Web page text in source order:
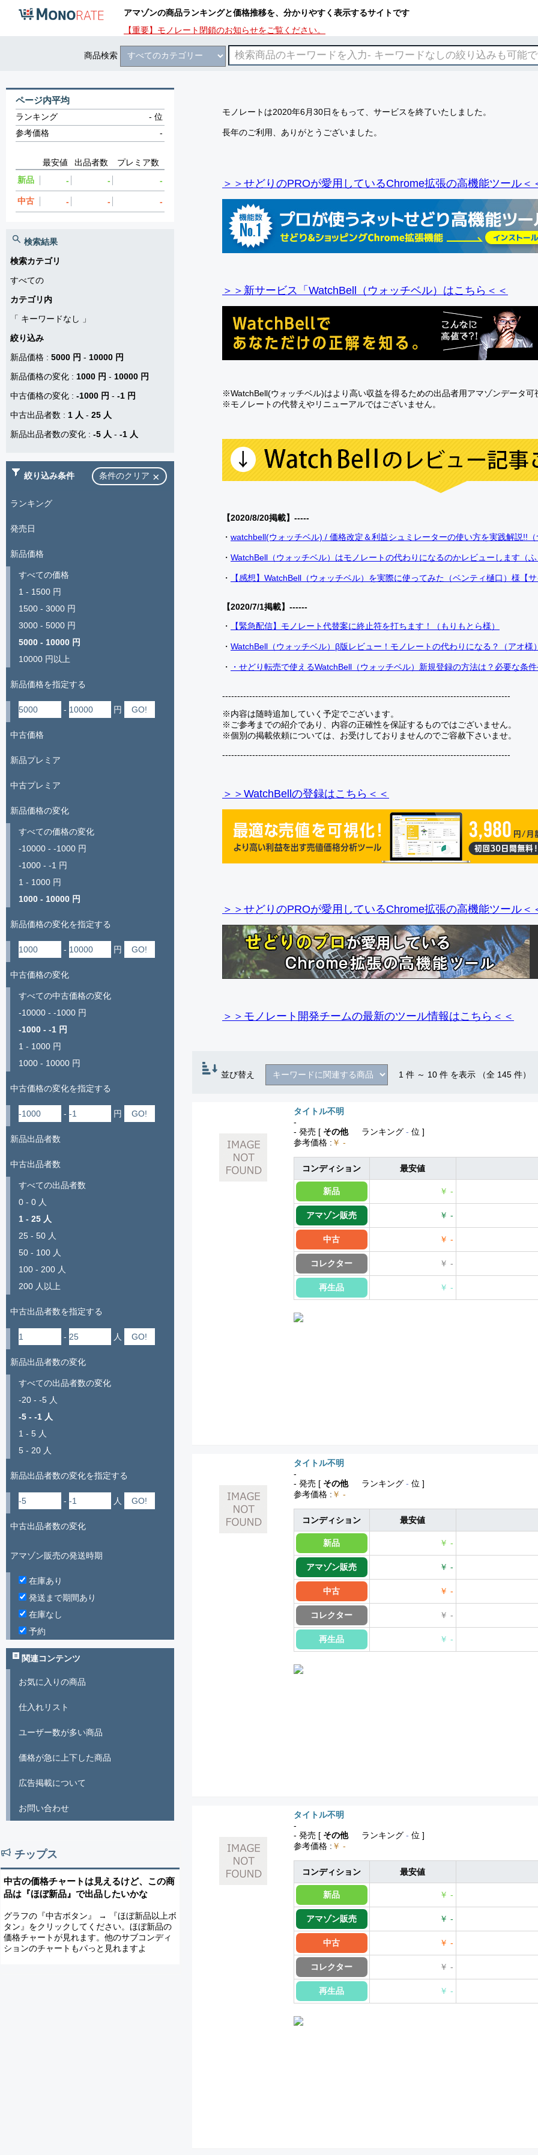
アマゾンの商品ランキングと価格推移を、分かりやすく表示するサイトです
【重要】モノレート閉鎖のお知らせをご覧ください。
商品検索
モノレートは2020年6月30日をもって、サービスを終了いたしました。
長年のご利用、ありがとうございました。
＞＞せどりのPROが愛用しているChrome拡張の高機能ツール＜
＞＞新サービス「WatchBell（ウォッチベル）はこちら＜＜
※WatchBell(ウォッチベル)はより高い収益を得るための出品者用アマゾンデータ可
※モノレートの代替えやリニューアルではございません。
【2020/8/20掲載】-----
・ watchbell(ウォッチベル) / 価格改定＆利益シュミレーターの使い方を実践解説!!
・ WatchBell（ウォッチベル）はモノレートの代わりになるのかレビューします（
・ 【感想】WatchBell（ウォッチベル）を実際に使ってみた（ベンティ樋口）様【
【2020/7/1掲載】------
・
【緊急配信】モノレート代替案に終止符を打ちます！（もりもとら様）
・ WatchBell（ウォッチベル）β版レビュー！モノレートの代わりになる？（アオ様
・ ・せどり転売で使えるWatchBell（ウォッチベル）新規登録の方法は？必要な条
------------------------------------------------------------------------------------------------
※内容は随時追加していく予定でございます。
※ご参考までの紹介であり、内容の正確性を保証するものではございません。
※個別の掲載依頼については、お受けしておりませんのでご容赦下さいませ。
------------------------------------------------------------------------------------------------
＞＞WatchBellの登録はこちら＜＜
＞＞せどりのPROが愛用しているChrome拡張の高機能ツール＜
＞＞モノレート開発チームの最新のツール情報はこちら＜＜
並び替え 1 件 ～ 10 件 を表示 （全 145 件）
タイトル不明
-
- 発売 [ その他 ランキング - 位 ]
参考価格 : ￥ -
コンディション 最安値
新品 ￥ -
アマゾン販売 ￥ -
中古 ￥ -
コレクター ￥ -
再生品 ￥ -
タイトル不明
-
- 発売 [ その他 ランキング - 位 ]
参考価格 : ￥ -
コンディション 最安値
新品 ￥ -
アマゾン販売 ￥ -
中古 ￥ -
コレクター ￥ -
再生品 ￥ -
タイトル不明
-
- 発売 [ その他 ランキング - 位 ]
参考価格 : ￥ -
コンディション 最安値
新品 ￥ -
アマゾン販売 ￥ -
中古 ￥ -
コレクター ￥ -
再生品 ￥ -
ページ内平均
ランキング -位
参考価格
-
最安値 出品者数
プレミア数
新品
- - -
中古 - - -
検索結果
検索カテゴリ
すべての
カテゴリ内
「 キーワードなし
」
絞り込み
新品価格 : 5000 円 - 10000 円
新品価格の変化 : 1000 円 - 10000 円
中古価格の変化 : -1000 円 - -1 円
中古出品者数 : 1 人 - 25 人
新品出品者数の変化 : -5 人 - -1 人
絞り込み条件 条件のクリア
ランキング
発売日
新品価格
すべての価格
1 - 1500 円
1500 - 3000 円
3000 - 5000 円
5000 - 10000 円
10000 円以上
新品価格を指定する
- 円
中古価格
新品プレミア
中古プレミア
新品価格の変化
すべての価格の変化
-10000 - -1000 円
-1000 - -1 円
1 - 1000 円
1000 - 10000 円
新品価格の変化を指定する
- 円
中古価格の変化
すべての中古価格の変化
-10000 - -1000 円
-1000 - -1 円
1 - 1000 円
1000 - 10000 円
中古価格の変化を指定する
- 円
新品出品者数
中古出品者数
すべての出品者数
0 - 0 人
1 - 25 人
25 - 50 人
50 - 100 人
100 - 200 人
200 人以上
中古出品者数を指定する
- 人
新品出品者数の変化
すべての出品者数の変化
-20 - -5 人
-5 - -1 人
1 - 5 人
5 - 20 人
新品出品者数の変化を指定する
- 人
中古出品者数の変化
アマゾン販売の発送時期
在庫あり
発送まで期間あり
在庫なし
予約
関連コンテンツ
お気に入りの商品
仕入れリスト
ユーザー数が多い商品
価格が急に上下した商品
広告掲載について
お問い合わせ
チップス
中古の価格チャートは見えるけど、この商
品は『ほぼ新品』で出品したいかな
グラフの『中古ボタン』 → 『ほぼ新品以上ボ
タン』をクリックしてください。ほぼ新品の
価格チャートが見れます。他のサブコンディ
ションのチャートもパっと見れますよ